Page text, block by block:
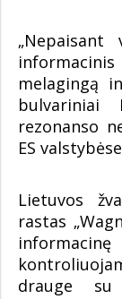
melagingą
bulvariniai
rezonanso
ES
Lietuvos
rastas
drauge su